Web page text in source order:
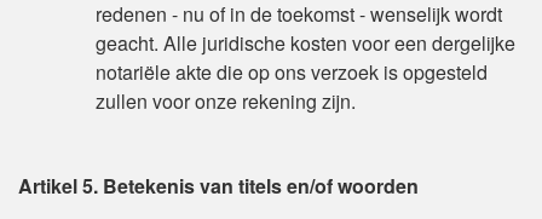
redenen - nu of in de toekomst - wenselijk wordt
geacht. Alle juridische kosten voor een dergelijke
notariële akte die op ons verzoek is opgesteld
zullen voor onze rekening zijn.
Artikel 5. Betekenis van titels en/of woorden